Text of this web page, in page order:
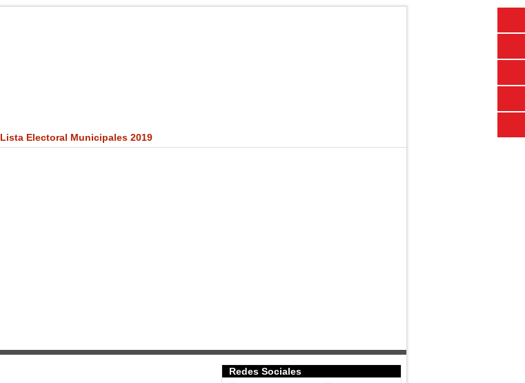
Lista Electoral Municipales 2019
Redes Sociales